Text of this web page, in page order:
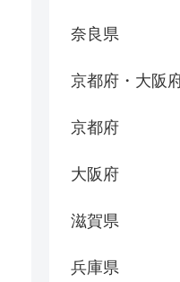
奈良県
京都府・大阪
京都府
大阪府
滋賀県
兵庫県